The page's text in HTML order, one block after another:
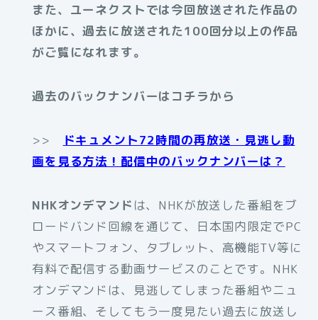
また、ユーネクストでは今回放送された作品の
ほかに、過去に放送された100回分以上の作品
がご覧になれます。
過去のバックナンバーはコチラから
>>
ドキュメント72時間の再放送・見逃し動
画を見る方法！配信中のバックナンバーは？
NHKオンデマンド は、NHKが放送した番組をブ
ロードバンド回線を通じて、日本国内限定でPC
やスマートフォン、タブレット、高機能TV等に
有料で配信する動画サービスのことです。NHK
オンデマンドは、見逃してしまった番組やニュ
ース番組、そしてもう一度見たい過去に放送し